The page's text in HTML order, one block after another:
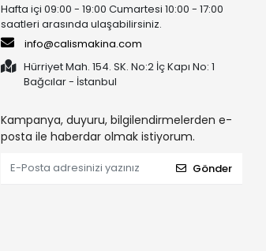
Hafta içi 09:00 - 19:00 Cumartesi 10:00 - 17:00
saatleri arasında ulaşabilirsiniz.
info@calismakina.com
Hürriyet Mah. 154. SK. No:2 İç Kapı No: 1
Bağcılar - İstanbul
Kampanya, duyuru, bilgilendirmelerden e-
posta ile haberdar olmak istiyorum.
Gönder